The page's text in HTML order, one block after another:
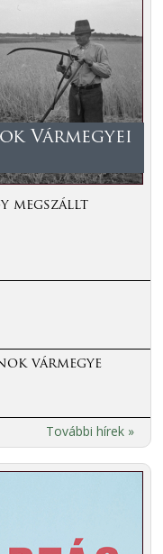
Vármegyei
megszállt
vármegye
További hírek »